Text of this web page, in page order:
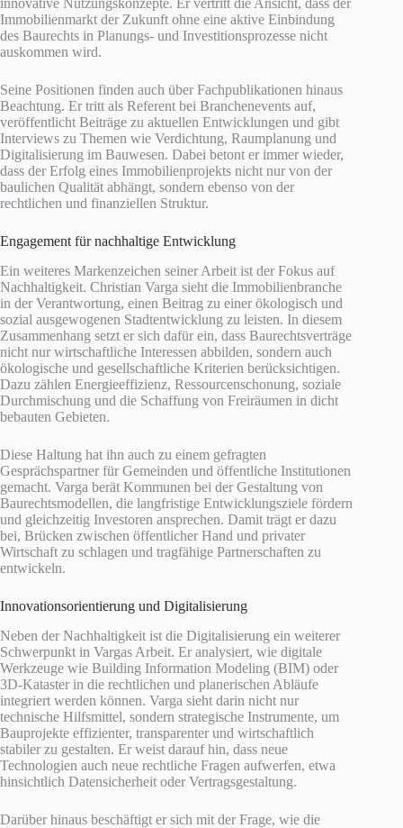
innovative Nutzungskonzepte. Er vertritt die Ansicht, dass der
Immobilienmarkt der Zukunft ohne eine aktive Einbindung
des Baurechts in Planungs- und Investitionsprozesse nicht
auskommen wird.
Seine Positionen finden auch über Fachpublikationen hinaus
Beachtung. Er tritt als Referent bei Branchenevents auf,
veröffentlicht Beiträge zu aktuellen Entwicklungen und gibt
Interviews zu Themen wie Verdichtung, Raumplanung und
Digitalisierung im Bauwesen. Dabei betont er immer wieder,
dass der Erfolg eines Immobilienprojekts nicht nur von der
baulichen Qualität abhängt, sondern ebenso von der
rechtlichen und finanziellen Struktur.
Engagement für nachhaltige Entwicklung
Ein weiteres Markenzeichen seiner Arbeit ist der Fokus auf
Nachhaltigkeit. Christian Varga sieht die Immobilienbranche
in der Verantwortung, einen Beitrag zu einer ökologisch und
sozial ausgewogenen Stadtentwicklung zu leisten. In diesem
Zusammenhang setzt er sich dafür ein, dass Baurechtsverträge
nicht nur wirtschaftliche Interessen abbilden, sondern auch
ökologische und gesellschaftliche Kriterien berücksichtigen.
Dazu zählen Energieeffizienz, Ressourcenschonung, soziale
Durchmischung und die Schaffung von Freiräumen in dicht
bebauten Gebieten.
Diese Haltung hat ihn auch zu einem gefragten
Gesprächspartner für Gemeinden und öffentliche Institutionen
gemacht. Varga berät Kommunen bei der Gestaltung von
Baurechtsmodellen, die langfristige Entwicklungsziele fördern
und gleichzeitig Investoren ansprechen. Damit trägt er dazu
bei, Brücken zwischen öffentlicher Hand und privater
Wirtschaft zu schlagen und tragfähige Partnerschaften zu
entwickeln.
Innovationsorientierung und Digitalisierung
Neben der Nachhaltigkeit ist die Digitalisierung ein weiterer
Schwerpunkt in Vargas Arbeit. Er analysiert, wie digitale
Werkzeuge wie Building Information Modeling (BIM) oder
3D-Kataster in die rechtlichen und planerischen Abläufe
integriert werden können. Varga sieht darin nicht nur
technische Hilfsmittel, sondern strategische Instrumente, um
Bauprojekte effizienter, transparenter und wirtschaftlich
stabiler zu gestalten. Er weist darauf hin, dass neue
Technologien auch neue rechtliche Fragen aufwerfen, etwa
hinsichtlich Datensicherheit oder Vertragsgestaltung.
Darüber hinaus beschäftigt er sich mit der Frage, wie die